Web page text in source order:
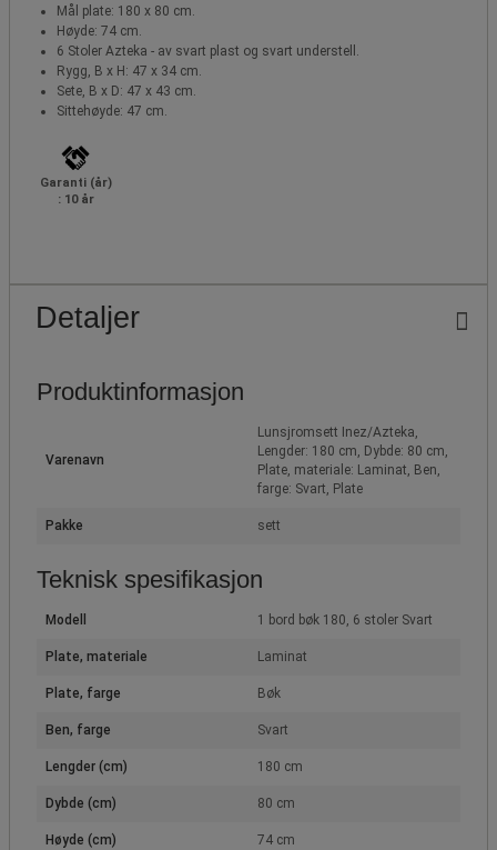
Mål plate: 180 x 80 cm.
Høyde: 74 cm.
6 Stoler Azteka - av svart plast og svart understell.
Rygg, B x H: 47 x 34 cm.
Sete, B x D: 47 x 43 cm.
Sittehøyde: 47 cm.
Garanti (år)
: 10 år
Detaljer
Produktinformasjon
Varenavn
Lunsjromsett Inez/Azteka,
Lengder: 180 cm, Dybde: 80 cm,
Plate, materiale: Laminat, Ben,
farge: Svart, Plate
Pakke sett
Teknisk spesifikasjon
Modell 1 bord bøk 180, 6 stoler Svart
Plate, materiale Laminat
Plate, farge Bøk
Ben, farge Svart
Lengder (cm) 180 cm
Dybde (cm) 80 cm
Høyde (cm) 74 cm